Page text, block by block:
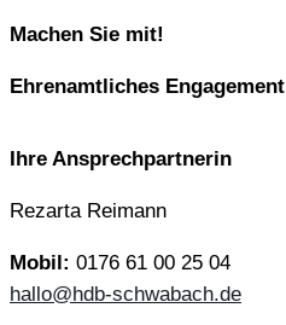
Machen Sie mit!
Ehrenamtliches Engagement
Ihre Ansprechpartnerin
Rezarta Reimann
Mobil: 0176 61 00 25 04
hallo@hdb-schwabach.de